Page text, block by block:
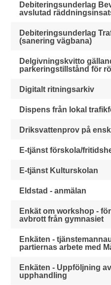
Debiteringsunderlag
avslutad
Debiteringsunderlag
(sanering vägbana)
Delgivningskvitto
parkeringstillstånd för
Digitalt ritningsarkiv
Dispens från lokal
Driksvattenprov på
E-tjänst förskola/
E-tjänst Kulturskolan
Eldstad - anmälan
Enkät om workshop -
avbrott från gymnasiet
Enkäten -
partiernas arbete med
Enkäten - Uppföljning
upphandling